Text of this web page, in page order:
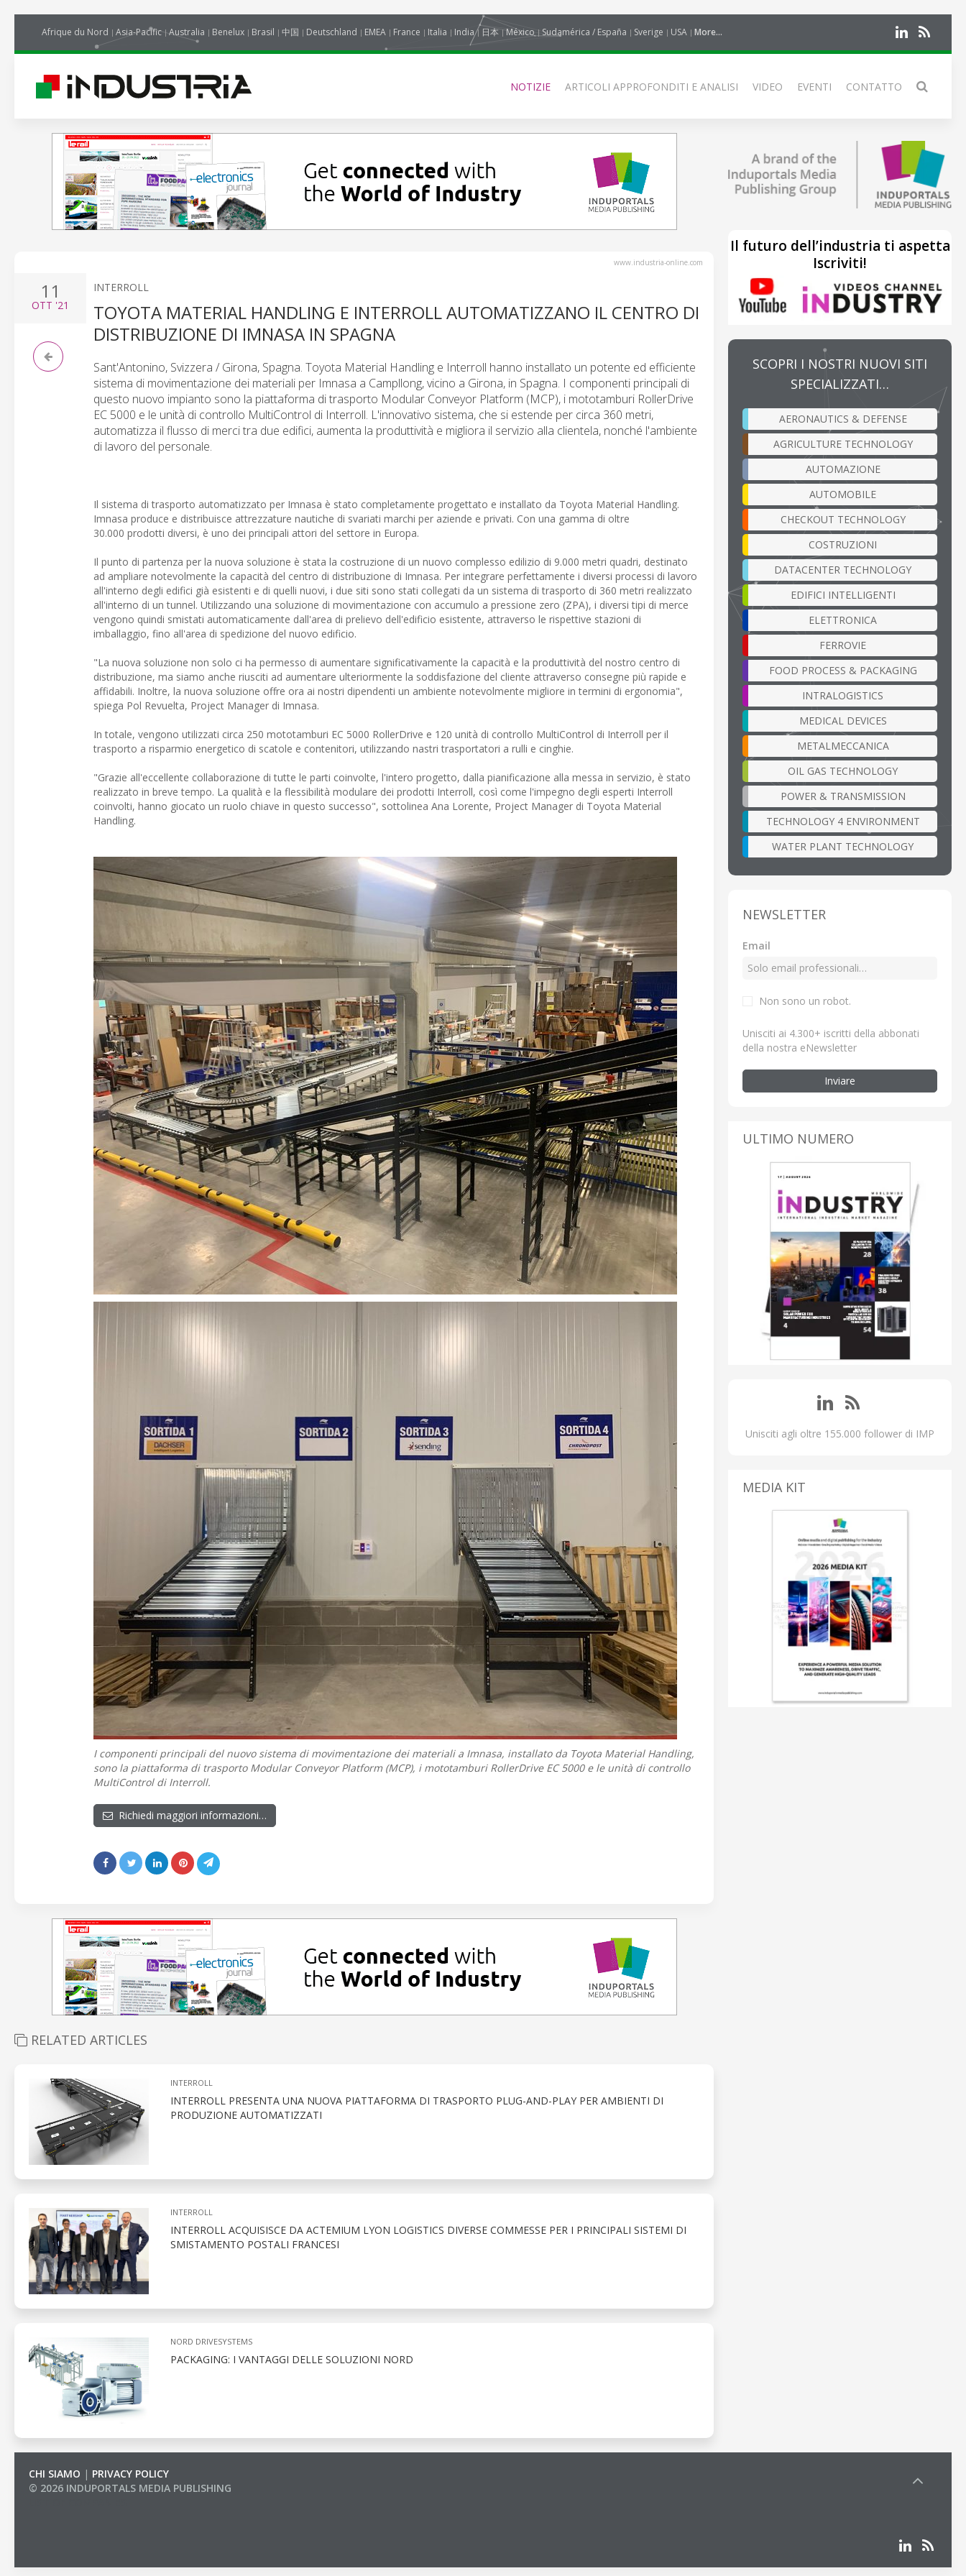
Afrique du Nord Asia-Pacific Australia Benelux Brasil 中国 Deutschland EMEA France Italia India 日本 México Sudamérica / España Sverige USA More...
NOTIZIE ARTICOLI APPROFONDITI E ANALISI VIDEO EVENTI CONTATTO
www.industria-online.com
11
OTT '21
INTERROLL
TOYOTA MATERIAL HANDLING E INTERROLL AUTOMATIZZANO IL CENTRO DI
DISTRIBUZIONE DI IMNASA IN SPAGNA
Sant'Antonino, Svizzera / Girona, Spagna. Toyota Material Handling e Interroll hanno installato un potente ed efficiente
sistema di movimentazione dei materiali per Imnasa a Campllong, vicino a Girona, in Spagna. I componenti principali di
questo nuovo impianto sono la piattaforma di trasporto Modular Conveyor Platform (MCP), i mototamburi RollerDrive
EC 5000 e le unità di controllo MultiControl di Interroll. L'innovativo sistema, che si estende per circa 360 metri,
automatizza il flusso di merci tra due edifici, aumenta la produttività e migliora il servizio alla clientela, nonché l'ambiente
di lavoro del personale.
Il sistema di trasporto automatizzato per Imnasa è stato completamente progettato e installato da Toyota Material Handling.
Imnasa produce e distribuisce attrezzature nautiche di svariati marchi per aziende e privati. Con una gamma di oltre
30.000 prodotti diversi, è uno dei principali attori del settore in Europa.
Il punto di partenza per la nuova soluzione è stata la costruzione di un nuovo complesso edilizio di 9.000 metri quadri, destinato
ad ampliare notevolmente la capacità del centro di distribuzione di Imnasa. Per integrare perfettamente i diversi processi di lavoro
all'interno degli edifici già esistenti e di quelli nuovi, i due siti sono stati collegati da un sistema di trasporto di 360 metri realizzato
all'interno di un tunnel. Utilizzando una soluzione di movimentazione con accumulo a pressione zero (ZPA), i diversi tipi di merce
vengono quindi smistati automaticamente dall'area di prelievo dell'edificio esistente, attraverso le rispettive stazioni di
imballaggio, fino all'area di spedizione del nuovo edificio.
"La nuova soluzione non solo ci ha permesso di aumentare significativamente la capacità e la produttività del nostro centro di
distribuzione, ma siamo anche riusciti ad aumentare ulteriormente la soddisfazione del cliente attraverso consegne più rapide e
affidabili. Inoltre, la nuova soluzione offre ora ai nostri dipendenti un ambiente notevolmente migliore in termini di ergonomia",
spiega Pol Revuelta, Project Manager di Imnasa.
In totale, vengono utilizzati circa 250 mototamburi EC 5000 RollerDrive e 120 unità di controllo MultiControl di Interroll per il
trasporto a risparmio energetico di scatole e contenitori, utilizzando nastri trasportatori a rulli e cinghie.
"Grazie all'eccellente collaborazione di tutte le parti coinvolte, l'intero progetto, dalla pianificazione alla messa in servizio, è stato
realizzato in breve tempo. La qualità e la flessibilità modulare dei prodotti Interroll, così come l'impegno degli esperti Interroll
coinvolti, hanno giocato un ruolo chiave in questo successo", sottolinea Ana Lorente, Project Manager di Toyota Material
Handling.
I componenti principali del nuovo sistema di movimentazione dei materiali a Imnasa, installato da Toyota Material Handling,
sono la piattaforma di trasporto Modular Conveyor Platform (MCP), i mototamburi RollerDrive EC 5000 e le unità di controllo
MultiControl di Interroll.
Richiedi maggiori informazioni…
RELATED ARTICLES
INTERROLL
INTERROLL PRESENTA UNA NUOVA PIATTAFORMA DI TRASPORTO PLUG-AND-PLAY PER AMBIENTI DI
PRODUZIONE AUTOMATIZZATI
INTERROLL
INTERROLL ACQUISISCE DA ACTEMIUM LYON LOGISTICS DIVERSE COMMESSE PER I PRINCIPALI SISTEMI DI
SMISTAMENTO POSTALI FRANCESI
NORD DRIVESYSTEMS
PACKAGING: I VANTAGGI DELLE SOLUZIONI NORD
Il futuro dell’industria ti aspetta
Iscriviti!
SCOPRI I NOSTRI NUOVI SITI
SPECIALIZZATI…
AERONAUTICS & DEFENSE
AGRICULTURE TECHNOLOGY
AUTOMAZIONE
AUTOMOBILE
CHECKOUT TECHNOLOGY
COSTRUZIONI
DATACENTER TECHNOLOGY
EDIFICI INTELLIGENTI
ELETTRONICA
FERROVIE
FOOD PROCESS & PACKAGING
INTRALOGISTICS
MEDICAL DEVICES
METALMECCANICA
OIL GAS TECHNOLOGY
POWER & TRANSMISSION
TECHNOLOGY 4 ENVIRONMENT
WATER PLANT TECHNOLOGY
NEWSLETTER
Email
Non sono un robot.
Unisciti ai 4.300+ iscritti della abbonati
della nostra eNewsletter
Inviare
ULTIMO NUMERO
Unisciti agli oltre 155.000 follower di IMP
MEDIA KIT
CHI SIAMO | PRIVACY POLICY
© 2026 INDUPORTALS MEDIA PUBLISHING